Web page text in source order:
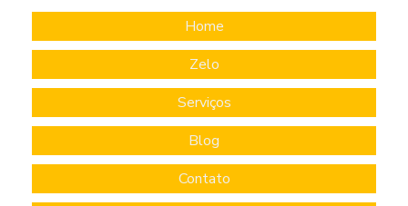
Home
Zelo
Serviços
Blog
Contato